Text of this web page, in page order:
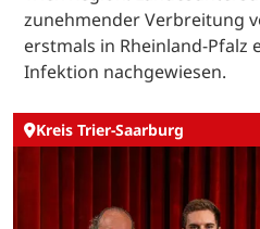
zunehmender Verbreitung
erstmals in Rheinland-Pfalz
Infektion nachgewiesen.
Kreis Trier-Saarburg